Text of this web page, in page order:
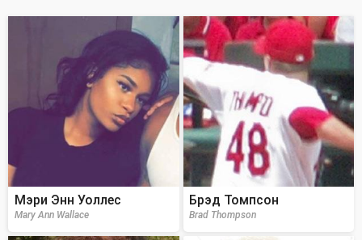
Мэри Энн Уоллес
Mary Ann Wallace
Брэд Томпсон
Brad Thompson